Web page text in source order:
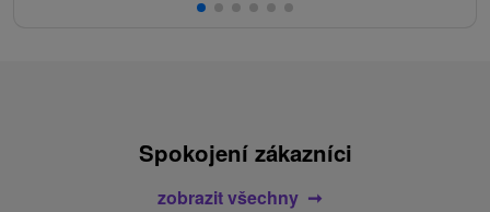
Spokojení zákazníci
zobrazit všechny